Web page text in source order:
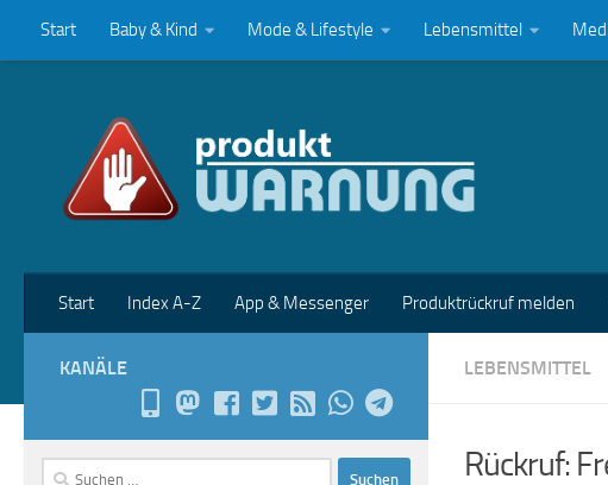
Zum Inhalt springen
Start Baby & Kind Mode & Lifestyle Lebensmittel
Start Index A-Z App & Messenger Produktrückruf melden
LEBENSMITTEL
Rückruf:
KANÄLE
Suchen